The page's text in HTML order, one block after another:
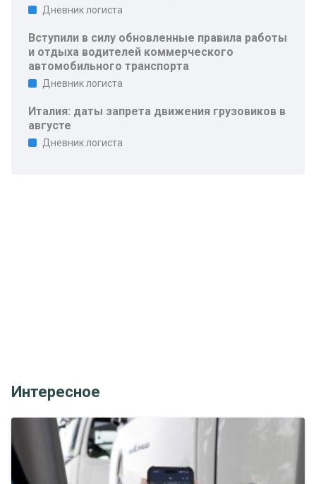
Дневник логиста
Вступили в силу обновленные правила работы
и отдыха водителей коммерческого
автомобильного транспорта
Дневник логиста
Италия: даты запрета движения грузовиков в
августе
Дневник логиста
Интересное